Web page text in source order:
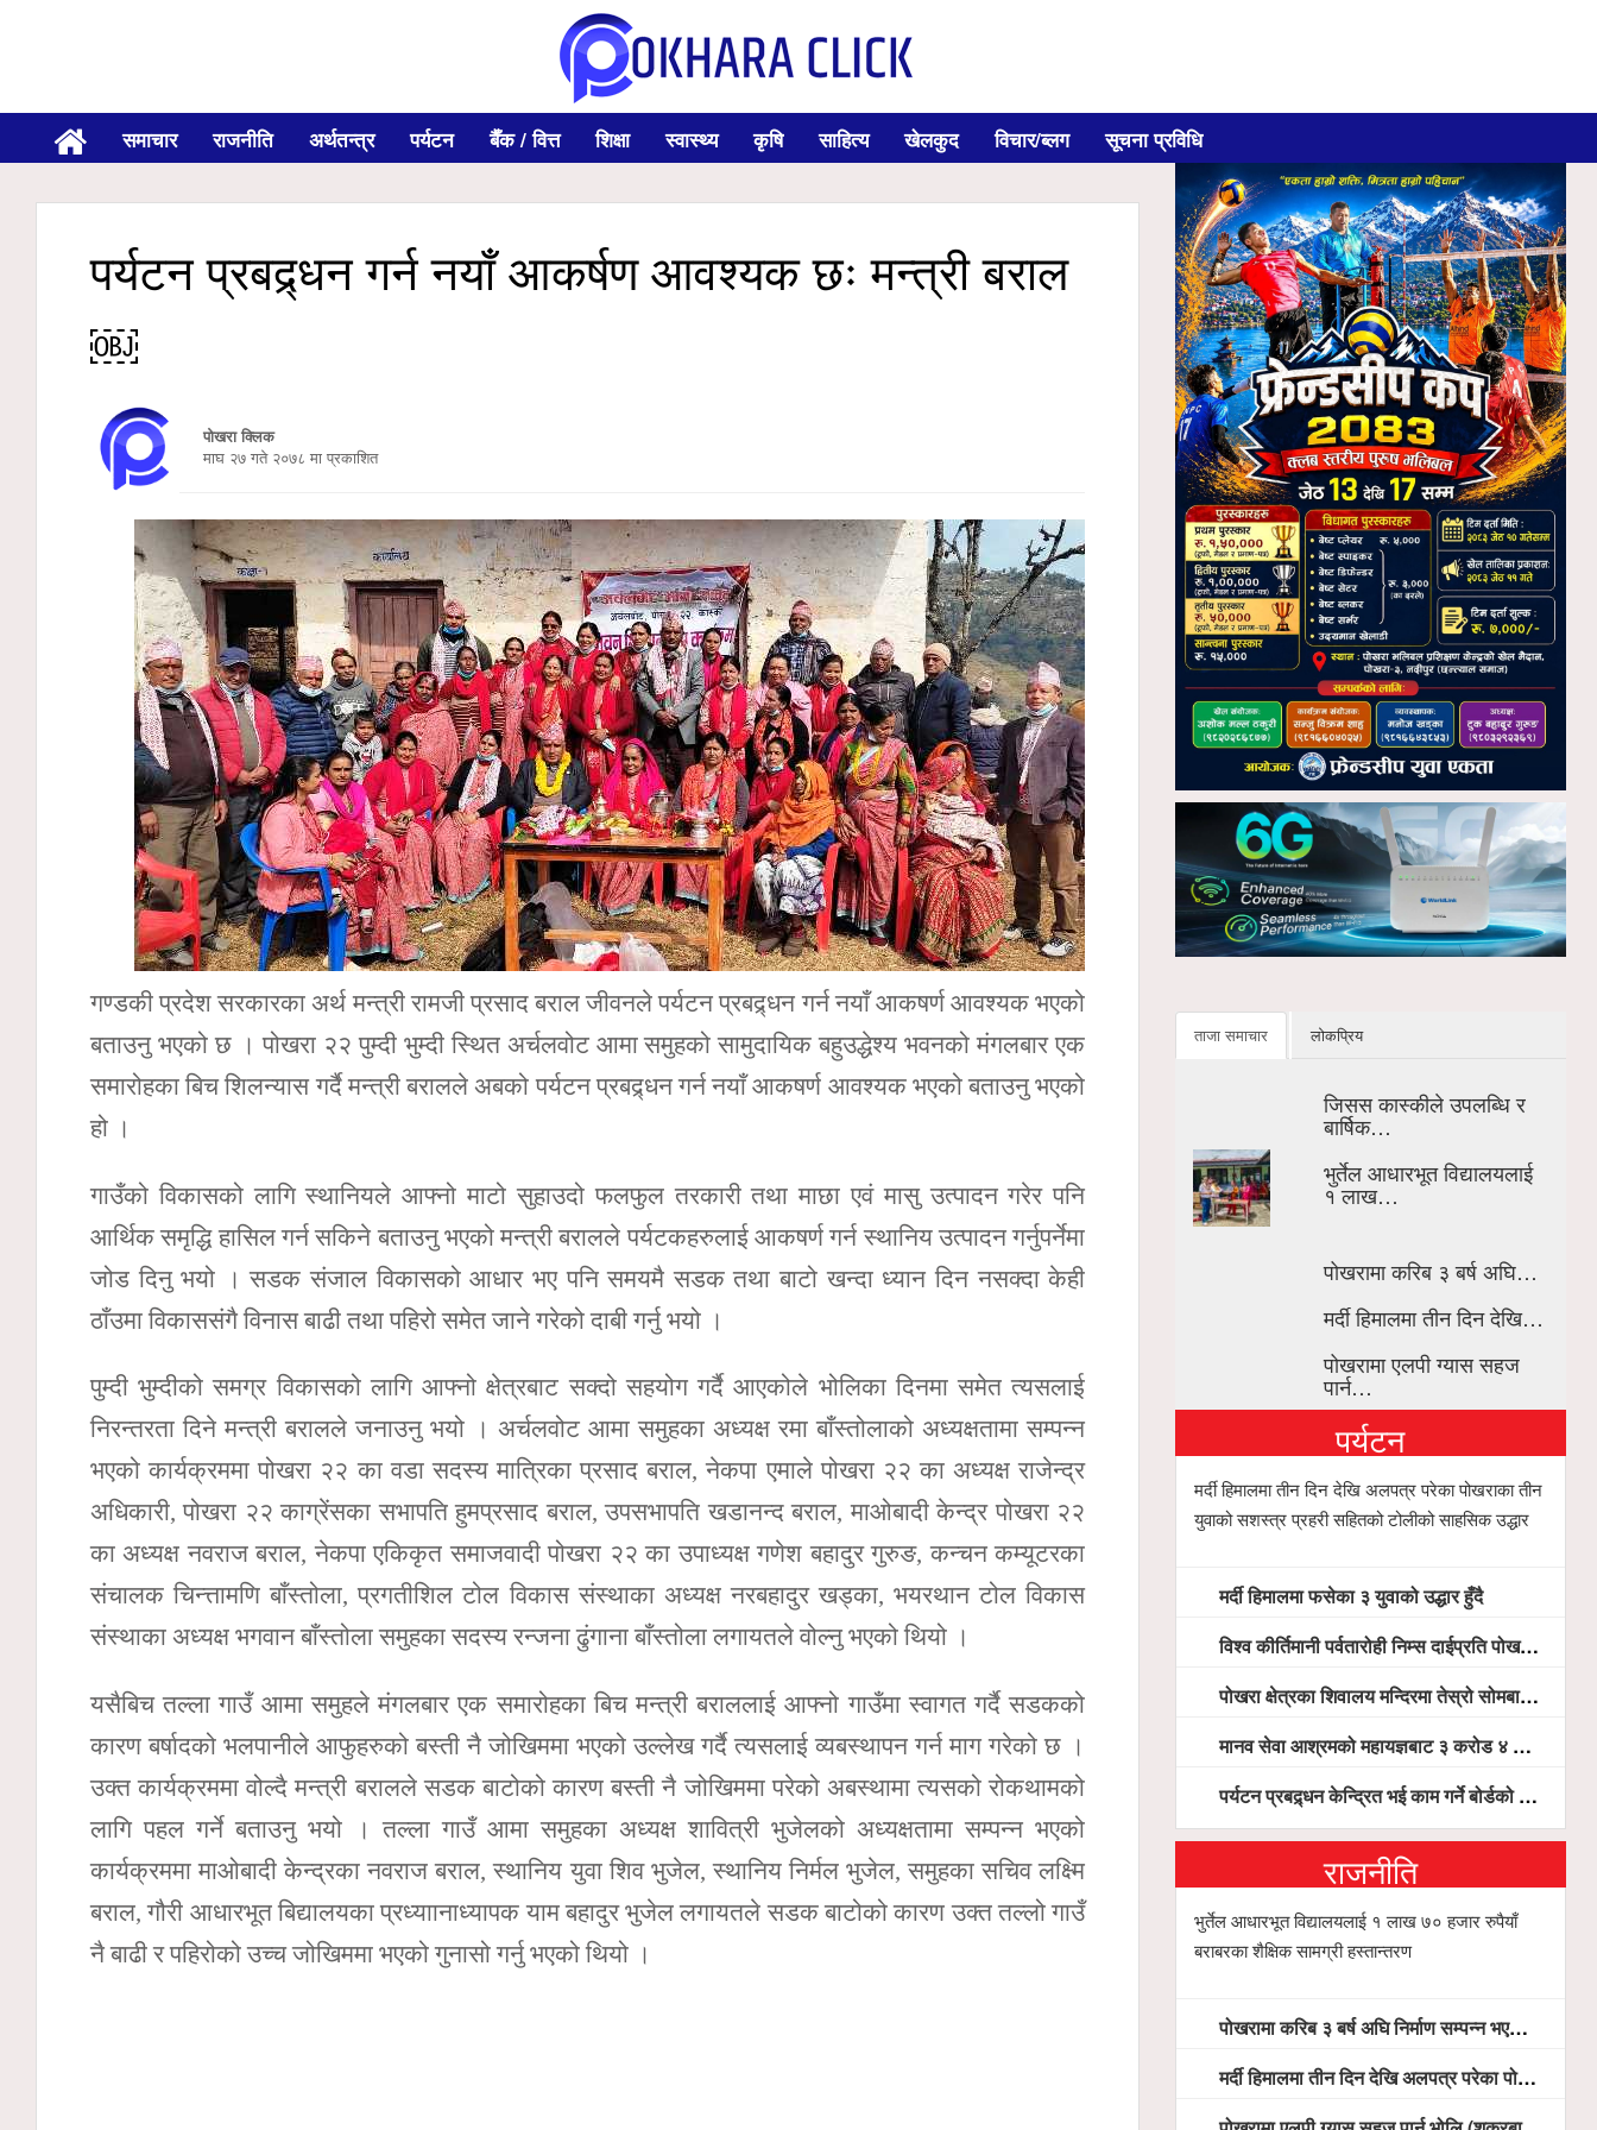
समाचार राजनीति अर्थतन्त्र पर्यटन बैँक / वित्त शिक्षा स्वास्थ्य कृषि साहित्य खेलकुद विचार/ब्लग सूचना प्रविधि
पर्यटन प्रबद्र्धन गर्न नयाँ आकर्षण आवश्यक छः मन्त्री बराल
￼
पोखरा क्लिक
माघ २७ गते २०७८ मा प्रकाशित
गण्डकी प्रदेश सरकारका अर्थ मन्त्री रामजी प्रसाद बराल जीवनले पर्यटन प्रबद्र्धन गर्न नयाँ आकषर्ण आवश्यक भएको
बताउनु भएको छ । पोखरा २२ पुम्दी भुम्दी स्थित अर्चलवोट आमा समुहको सामुदायिक बहुउद्धेश्य भवनको मंगलबार एक
समारोहका बिच शिलन्यास गर्दै मन्त्री बरालले अबको पर्यटन प्रबद्र्धन गर्न नयाँ आकषर्ण आवश्यक भएको बताउनु भएको
हो ।
गाउँको विकासको लागि स्थानियले आफ्नो माटो सुहाउदो फलफुल तरकारी तथा माछा एवं मासु उत्पादन गरेर पनि
आर्थिक समृद्धि हासिल गर्न सकिने बताउनु भएको मन्त्री बरालले पर्यटकहरुलाई आकषर्ण गर्न स्थानिय उत्पादन गर्नुपर्नेमा
जोड दिनु भयो । सडक संजाल विकासको आधार भए पनि समयमै सडक तथा बाटो खन्दा ध्यान दिन नसक्दा केही
ठाँउमा विकाससंगै विनास बाढी तथा पहिरो समेत जाने गरेको दाबी गर्नु भयो ।
पुम्दी भुम्दीको समग्र विकासको लागि आफ्नो क्षेत्रबाट सक्दो सहयोग गर्दै आएकोले भोलिका दिनमा समेत त्यसलाई
निरन्तरता दिने मन्त्री बरालले जनाउनु भयो । अर्चलवोट आमा समुहका अध्यक्ष रमा बाँस्तोलाको अध्यक्षतामा सम्पन्न
भएको कार्यक्रममा पोखरा २२ का वडा सदस्य मात्रिका प्रसाद बराल, नेकपा एमाले पोखरा २२ का अध्यक्ष राजेन्द्र
अधिकारी, पोखरा २२ काग्रेंसका सभापति हुमप्रसाद बराल, उपसभापति खडानन्द बराल, माओबादी केन्द्र पोखरा २२
का अध्यक्ष नवराज बराल, नेकपा एकिकृत समाजवादी पोखरा २२ का उपाध्यक्ष गणेश बहादुर गुरुङ, कन्चन कम्यूटरका
संचालक चिन्त्तामणि बाँस्तोला, प्रगतीशिल टोल विकास संस्थाका अध्यक्ष नरबहादुर खड्का, भयरथान टोल विकास
संस्थाका अध्यक्ष भगवान बाँस्तोला समुहका सदस्य रन्जना ढुंगाना बाँस्तोला लगायतले वोल्नु भएको थियो ।
यसैबिच तल्ला गाउँ आमा समुहले मंगलबार एक समारोहका बिच मन्त्री बराललाई आफ्नो गाउँमा स्वागत गर्दै सडकको
कारण बर्षादको भलपानीले आफुहरुको बस्ती नै जोखिममा भएको उल्लेख गर्दै त्यसलाई व्यबस्थापन गर्न माग गरेको छ ।
उक्त कार्यक्रममा वोल्दै मन्त्री बरालले सडक बाटोको कारण बस्ती नै जोखिममा परेको अबस्थामा त्यसको रोकथामको
लागि पहल गर्ने बताउनु भयो । तल्ला गाउँ आमा समुहका अध्यक्ष शावित्री भुजेलको अध्यक्षतामा सम्पन्न भएको
कार्यक्रममा माओबादी केन्द्रका नवराज बराल, स्थानिय युवा शिव भुजेल, स्थानिय निर्मल भुजेल, समुहका सचिव लक्ष्मि
बराल, गौरी आधारभूत बिद्यालयका प्रध्याानाध्यापक याम बहादुर भुजेल लगायतले सडक बाटोको कारण उक्त तल्लो गाउँ
नै बाढी र पहिरोको उच्च जोखिममा भएको गुनासो गर्नु भएको थियो ।
ताजा समाचार लोकप्रिय
जिसस कास्कीले उपलब्धि र
बार्षिक…
भुर्तेल आधारभूत विद्यालयलाई
१ लाख…
पोखरामा करिब ३ बर्ष अघि…
मर्दी हिमालमा तीन दिन देखि…
पोखरामा एलपी ग्यास सहज
पार्न…
पर्यटन
मर्दी हिमालमा तीन दिन देखि अलपत्र परेका पोखराका तीन
युवाको सशस्त्र प्रहरी सहितको टोलीको साहसिक उद्धार
मर्दी हिमालमा फसेका ३ युवाको उद्धार हुँदै
विश्व कीर्तिमानी पर्वतारोही निम्स दाईप्रति पोखरामा श्रद्धाञ्जली, दीप प्रज्वलन गर्दै योगदानको प्रशंसा (भिडियो सहित)
पोखरा क्षेत्रका शिवालय मन्दिरमा तेस्रो सोमबार भक्तजनको बिहानैदेखि घुइँचो
मानव सेवा आश्रमको महायज्ञबाट ३ करोड ४ लाख ५९ हजार बचत, १ करोड ४४ लाख उठ्न बाँकी, विना संचार माध्यम तर प्रचार प्रसारमै भयो १९ लाख खर्च !
पर्यटन प्रबद्र्धन केन्द्रित भई काम गर्ने बोर्डको योजना छः सदस्य पोखरेल, चलिय पोखरालाई थप प्रभावकारी बनाउन होटल संघको माग
राजनीति
भुर्तेल आधारभूत विद्यालयलाई १ लाख ७० हजार रुपैयाँ
बराबरका शैक्षिक सामग्री हस्तान्तरण
पोखरामा करिब ३ बर्ष अघि निर्माण सम्पन्न भएको विद्युतीय शवदाह गृह अझै संचालनमा आउन सकेन, तत्काल संचालन गर्न स्थानियको माग
मर्दी हिमालमा तीन दिन देखि अलपत्र परेका पोखराका तीन युवाको सशस्त्र प्रहरी सहितको टोलीको साहसिक उद्धार